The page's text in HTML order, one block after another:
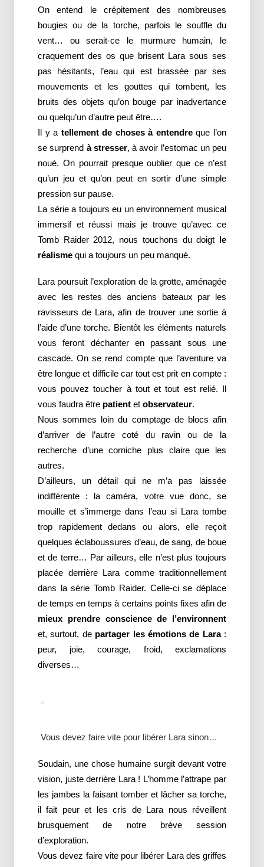
On entend le crépitement des nombreuses
bougies ou de la torche, parfois le souffle du
vent… ou serait-ce le murmure humain, le
craquement des os que brisent Lara sous ses
pas hésitants, l’eau qui est brassée par ses
mouvements et les gouttes qui tombent, les
bruits des objets qu’on bouge par inadvertance
ou quelqu’un d’autre peut être….
Il y a tellement de choses à entendreque l’on
se surprend à stresser, à avoir l’estomac un peu
noué. On pourrait presque oublier que ce n’est
qu’un jeu et qu’on peut en sortir d’une simple
pression sur pause.
La série a toujours eu un environnement musical
immersif et réussi mais je trouve qu’avec ce
Tomb Raider 2012, nous touchons du doigt le
réalisme qui a toujours un peu manqué.
Lara poursuit l’exploration de la grotte, aménagée
avec les restes des anciens bateaux par les
ravisseurs de Lara, afin de trouver une sortie à
l’aide d’une torche. Bientôt les éléments naturels
vous feront déchanter en passant sous une
cascade. On se rend compte que l’aventure va
être longue et difficile car tout est prit en compte :
vous pouvez toucher à tout et tout est relié. Il
vous faudra être patient et observateur.
Nous sommes loin du comptage de blocs afin
d’arriver de l’autre coté du ravin ou de la
recherche d’une corniche plus claire que les
autres.
D’ailleurs, un détail qui ne m’a pas laissée
indifférente : la caméra, votre vue donc, se
mouille et s’immerge dans l’eau si Lara tombe
trop rapidement dedans ou alors, elle reçoit
quelques éclaboussures d’eau, de sang, de boue
et de terre… Par ailleurs, elle n’est plus toujours
placée derrière Lara comme traditionnellement
dans la série Tomb Raider. Celle-ci se déplace
de temps en temps à certains points fixes afin de
mieux prendre conscience de l’environnent
et, surtout, de partager les émotions de Lara:
peur, joie, courage, froid, exclamations
diverses…
Vous devez faire vite pour libérer Lara sinon…
Soudain, une chose humaine surgit devant votre
vision, juste derrière Lara ! L’homme l’attrape par
les jambes la faisant tomber et lâcher sa torche,
il fait peur et les cris de Lara nous réveillent
brusquement de notre brève session
d’exploration.
Vous devez faire vite pour libérer Lara des griffes